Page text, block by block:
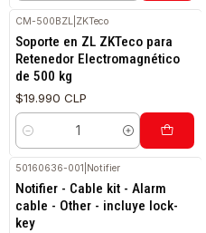
CM-500BZL ZKTeco
Soporte en ZL ZKTeco para
Retenedor Electromagnético
de 500 kg
$19.990 CLP
Cantidad
50160636-001 Notifier
Notifier - Cable kit - Alarm
cable - Other - incluye lock-
key